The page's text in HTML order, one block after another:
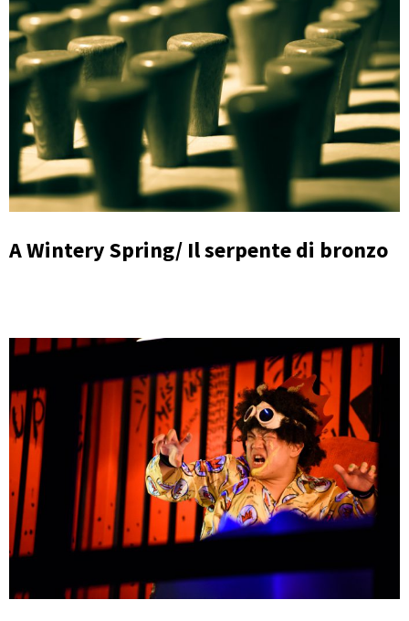
A Wintery Spring/ Il serpente di bronzo